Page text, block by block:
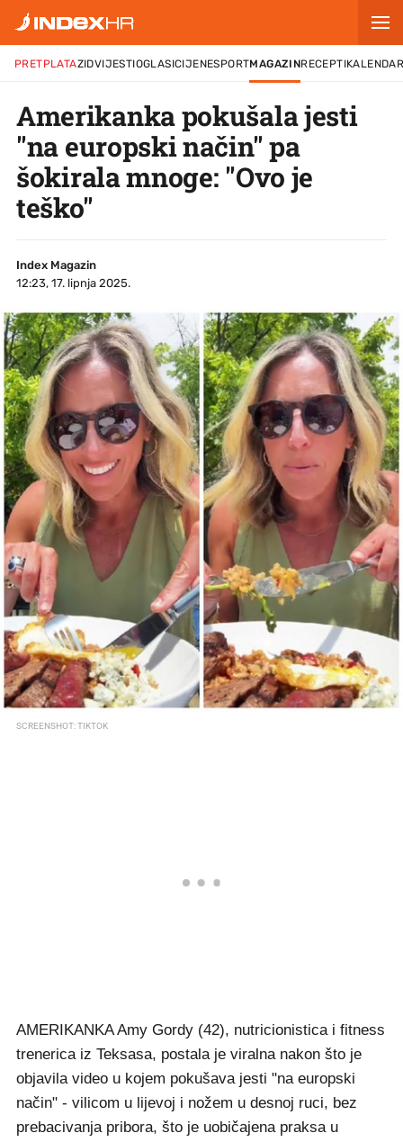
PRETPLATAZIDVIJESTIOGLASICIJENESPORTMAGAZINRECEPTI
Amerikanka pokušala jesti
"na europski način" pa
šokirala mnoge: "Ovo je
teško"
Index Magazin
12:23, 17. lipnja 2025.
SCREENSHOT: TIKTOK
AMERIKANKA Amy Gordy (42), nutricionistica i fitness
trenerica iz Teksasa, postala je viralna nakon što je
objavila video u kojem pokušava jesti "na europski
način" - vilicom u lijevoj i nožem u desnoj ruci, bez
prebacivanja pribora, što je uobičajena praksa u